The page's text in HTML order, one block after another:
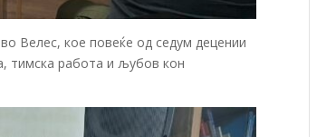
Велес, кое повеќе од седум децении
тимска работа и љубов кон